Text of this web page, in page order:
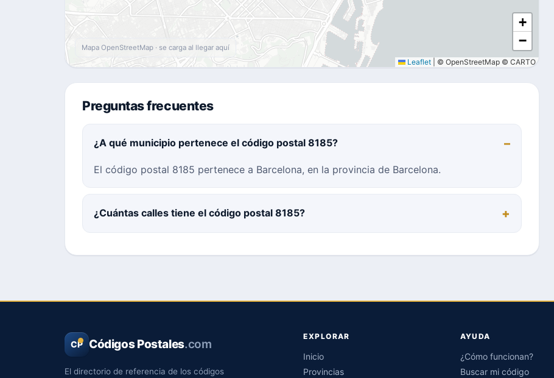
+
−
Leaflet © OpenStreetMap © CARTO
Mapa OpenStreetMap · se carga al llegar aquí
Preguntas frecuentes
¿A qué municipio pertenece el código postal 8185?
El código postal 8185 pertenece a Barcelona, en la provincia de Barcelona.
¿Cuántas calles tiene el código postal 8185?
CP Códigos Postales.com
El directorio de referencia de los códigos
EXPLORAR
Inicio
Provincias
AYUDA
¿Cómo funcionan?
Buscar mi código